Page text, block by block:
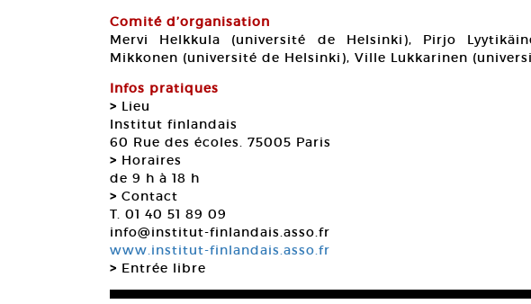
Comité d’organisation
Mervi Helkkula (université de Helsinki), Pirjo
Mikkonen (université de Helsinki), Ville Lukkarinen
Infos pratiques
> Lieu
Institut finlandais
60 Rue des écoles. 75005 Paris
> Horaires
de 9 h à 18 h
> Contact
T. 01 40 51 89 09
info@institut-finlandais.asso.fr
www.institut-finlandais.asso.fr
> Entrée libre